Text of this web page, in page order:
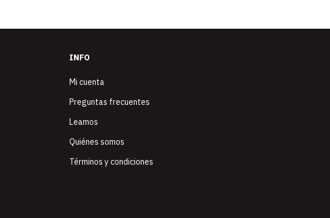
INFO
Mi cuenta
Preguntas frecuentes
Leamos
Quiénes somos
Términos y condiciones